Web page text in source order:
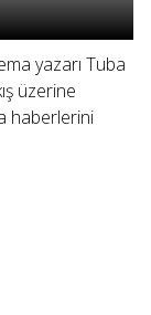
yazarı Tuba
üzerine
haberlerini